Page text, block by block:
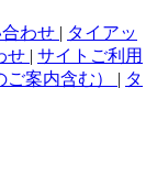
わせ | タイアッ
せ | サイトご利用
案内含む） | タ